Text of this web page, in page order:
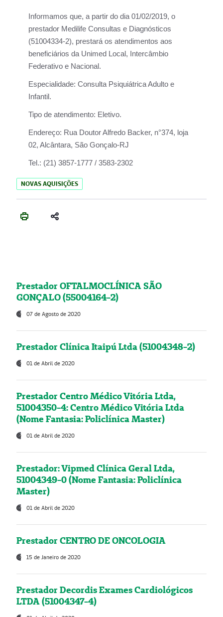
Informamos que, a partir do dia 01/02/2019, o
prestador Medilife Consultas e Diagnósticos
(51004334-2), prestará os atendimentos aos
beneficiários da Unimed Local, Intercâmbio
Federativo e Nacional.
Especialidade: Consulta Psiquiátrica Adulto e
Infantil.
Tipo de atendimento: Eletivo.
Endereço: Rua Doutor Alfredo Backer, n°374, loja
02, Alcântara, São Gonçalo-RJ
Tel.: (21) 3857-1777 / 3583-2302
NOVAS AQUISIÇÕES
Prestador OFTALMOCLÍNICA SÃO
GONÇALO (55004164-2)
07 de Agosto de 2020
Prestador Clínica Itaipú Ltda (51004348-2)
01 de Abril de 2020
Prestador Centro Médico Vitória Ltda,
51004350-4: Centro Médico Vitória Ltda
(Nome Fantasia: Policlínica Master)
01 de Abril de 2020
Prestador: Vipmed Clínica Geral Ltda,
51004349-0 (Nome Fantasia: Policlínica
Master)
01 de Abril de 2020
Prestador CENTRO DE ONCOLOGIA
15 de Janeiro de 2020
Prestador Decordis Exames Cardiológicos
LTDA (51004347-4)